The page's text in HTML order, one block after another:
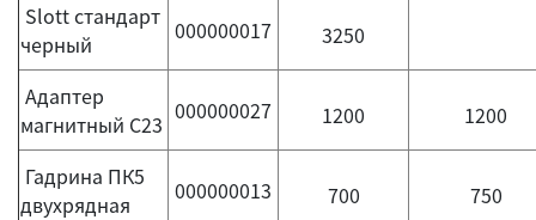
Slott стандарт
черный
000000017 3250
Адаптер
магнитный С23 000000027 1200 1200
Гадрина ПК5
двухрядная
000000013 700 750